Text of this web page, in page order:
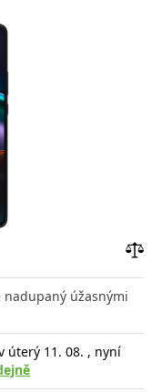
úžasnými
úterý 11. 08. , nyní